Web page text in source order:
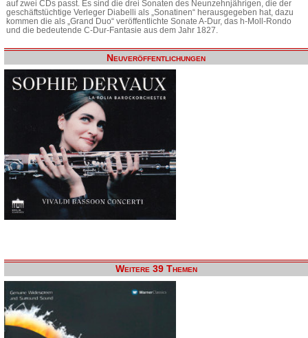
auf zwei CDs passt. Es sind die drei Sonaten des Neunzehnjährigen, die der
geschäftstüchtige Verleger Diabelli als „Sonatinen“ herausgegeben hat, dazu
kommen die als „Grand Duo“ veröffentlichte Sonate A-Dur, das h-Moll-Rondo
und die bedeutende C-Dur-Fantasie aus dem Jahr 1827.
Neuveröffentlichungen
Weitere 39 Themen